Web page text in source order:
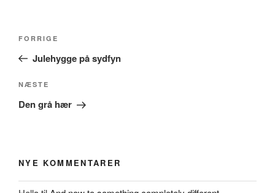
Forrige
indlæg
FORRIGE
Julehygge på sydfyn
Næste
indlæg
NÆSTE
Den grå hær
NYE KOMMENTARER